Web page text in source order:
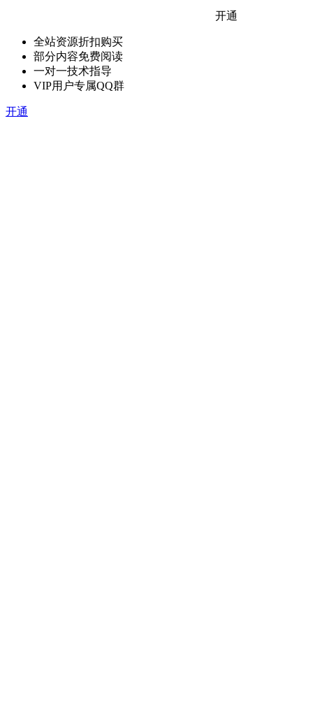
开通
全站资源折扣购买
部分内容免费阅读
一对一技术指导
VIP用户专属QQ群
开通